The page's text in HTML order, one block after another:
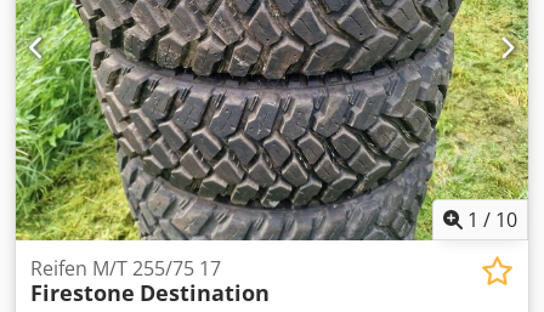
1 / 10
Reifen M/T 255/75 17
Firestone Destination